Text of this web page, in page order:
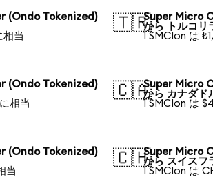
(Ondo Tokenized)
相当
🇹🇷Super Micro
から トルコリ
1 SMCIon は
(Ondo Tokenized)
相当
🇨🇦Super Micro
から カナダド
1 SMCIon は
(Ondo Tokenized)
当
🇨🇭Super Micro
から スイスフ
1 SMCIon は